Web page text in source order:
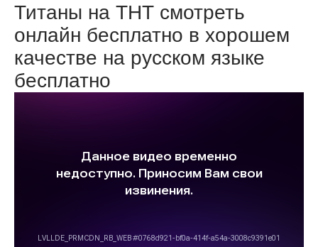
Титаны на ТНТ смотреть
онлайн бесплатно в хорошем
качестве на русском языке
бесплатно